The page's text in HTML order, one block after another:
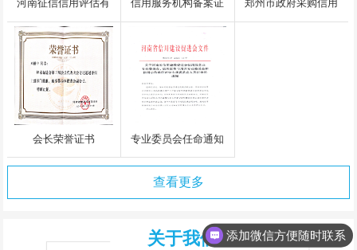
河南征信信用评估有
限公司执照
信用服务机构备案证
书
郑州市政府采购信用
评级入围中标通知书
会长荣誉证书 专业委员会任命通知
查看更多
关于我们 添加微信方便随时联系